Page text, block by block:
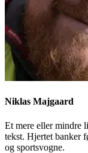
Niklas Majgaard
Et mere eller mindre
tekst. Hjertet banker
og sportsvogne.